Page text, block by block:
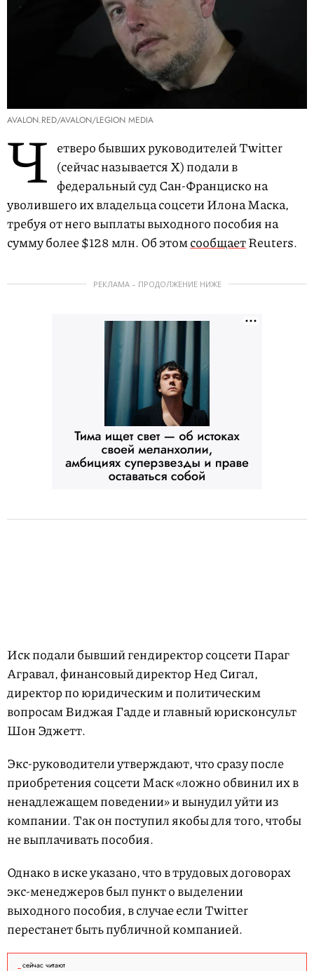
AVALON.RED/AVALON/LEGION MEDIA
Ч етверо бывших руководителей Twitter
(сейчас называется X) подали в
федеральный суд Сан-Франциско на
уволившего их владельца соцсети Илона Маска,
требуя от него выплаты выходного пособия на
сумму более $128 млн. Об этомсообщаетReuters.
РЕКЛАМА – ПРОДОЛЖЕНИЕ НИЖЕ
Иск подали бывший гендиректор соцсети Параг
Агравал, финансовый директор Нед Сигал,
директор по юридическим и политическим
вопросам Виджая Гадде и главный юрисконсульт
Шон Эджетт.
Экс-руководители утверждают, что сразу после
приобретения соцсети Маск «ложно обвинил их в
ненадлежащем поведении» и вынудил уйти из
компании. Так он поступил якобы для того, чтобы
не выплачивать пособия.
Однако в иске указано, что в трудовых договорах
экс-менеджеров был пункт о выделении
выходного пособия, в случае если Twitter
перестанет быть публичной компанией.
сейчас читают